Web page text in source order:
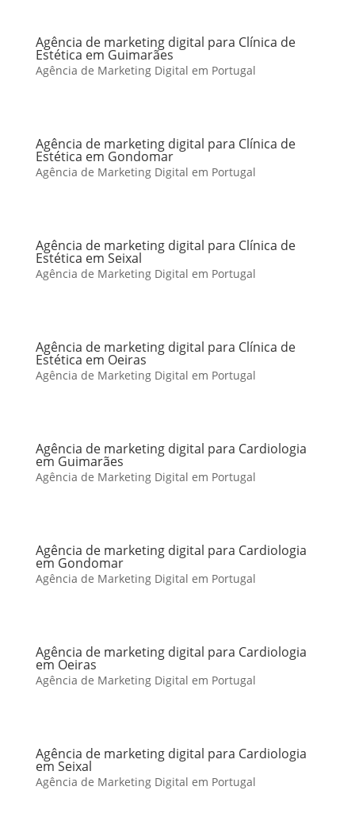
Agência de marketing digital para Clínica de
Estética em Guimarães
Agência de Marketing Digital em Portugal
Agência de marketing digital para Clínica de
Estética em Gondomar
Agência de Marketing Digital em Portugal
Agência de marketing digital para Clínica de
Estética em Seixal
Agência de Marketing Digital em Portugal
Agência de marketing digital para Clínica de
Estética em Oeiras
Agência de Marketing Digital em Portugal
Agência de marketing digital para Cardiologia
em Guimarães
Agência de Marketing Digital em Portugal
Agência de marketing digital para Cardiologia
em Gondomar
Agência de Marketing Digital em Portugal
Agência de marketing digital para Cardiologia
em Oeiras
Agência de Marketing Digital em Portugal
Agência de marketing digital para Cardiologia
em Seixal
Agência de Marketing Digital em Portugal